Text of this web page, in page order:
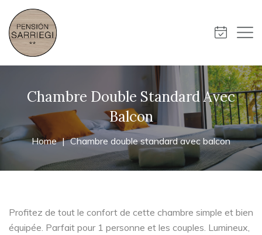
Chambre Double Standard Avec
Balcon
Home Chambre double standard avec balcon
Profitez de tout le confort de cette chambre simple et bien
équipée. Parfait pour 1 personne et les couples. Lumineux,